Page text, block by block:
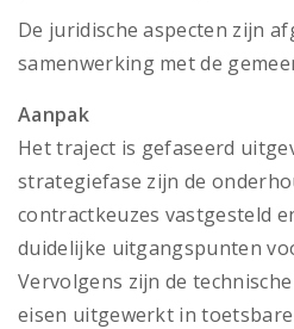
De juridische aspecten zijn
samenwerking met de
Aanpak
Het traject is gefaseerd
strategiefase zijn de
contractkeuzes vastgesteld
duidelijke uitgangspunten
Vervolgens zijn de
eisen uitgewerkt in